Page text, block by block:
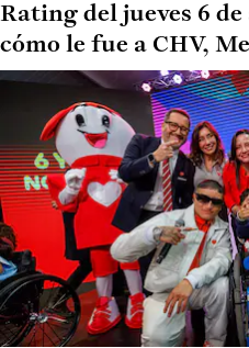
Rating del jueves 6
cómo le fue a CHV,